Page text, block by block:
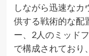
しながら迅速な
供する戦術的な配
ー、2人のミッド
で構成されており